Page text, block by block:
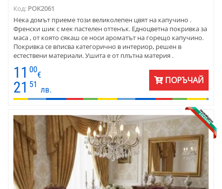
Код: POK2061
Нека домът приеме този великолепен цвят на капучино .
Френски шик с мек пастелен оттенък. Едноцветна покривка за
маса , от която сякаш се носи ароматът на горещо капучино.
Покривка се вписва категорично в интериор, решен в
естествени материали. Ушита е от плътна материя .
Комбинира се с различни пастелни тонове в по-тъмната гама.
Покривката се предлага се в различни размери и форма.
Подходяща е за дома, за заведения и клубове. Съчетайте с
тъмно каре или тишлайфер - бордо, кафяво, горчица.
11 00
€
21 51
лв.
ПОРЪЧАЙ